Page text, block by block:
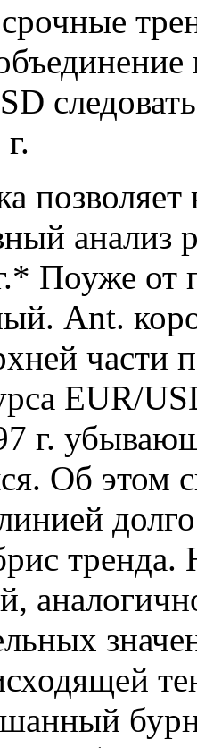
позволяет
анализ
Поуже от
Ant.
части
EUR/
г.
Об этом
тренда.